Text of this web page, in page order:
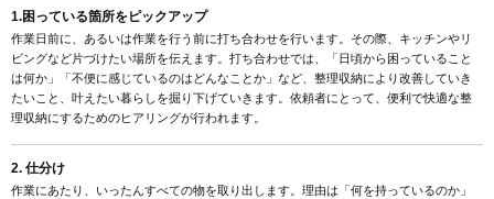
1.困っている箇所をピックアップ
作業日前に、あるいは作業を行う前に打ち合わせを行います。その際、キッチンやリ
ビングなど片づけたい場所を伝えます。打ち合わせでは、「日頃から困っていること
は何か」「不便に感じているのはどんなことか」など、整理収納により改善していき
たいこと、叶えたい暮らしを掘り下げていきます。依頼者にとって、便利で快適な整
理収納にするためのヒアリングが行われます。
2. 仕分け
作業にあたり、いったんすべての物を取り出します。理由は「何を持っているのか」